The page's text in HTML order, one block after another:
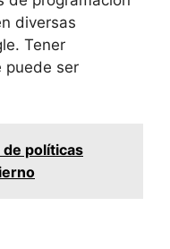
diversas
Tener
puede ser
de políticas